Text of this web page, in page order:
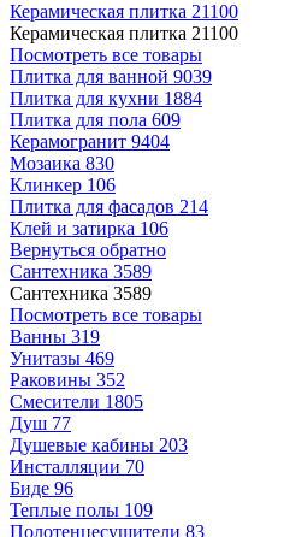
Керамическая плитка 21100
Керамическая плитка 21100
Посмотреть все товары
Плитка для ванной 9039
Плитка для кухни 1884
Плитка для пола 609
Керамогранит 9404
Мозаика 830
Клинкер 106
Плитка для фасадов 214
Клей и затирка 106
Вернуться обратно
Сантехника 3589
Сантехника 3589
Посмотреть все товары
Ванны 319
Унитазы 469
Раковины 352
Смесители 1805
Душ 77
Душевые кабины 203
Инсталляции 70
Биде 96
Теплые полы 109
Полотенцесушители 83